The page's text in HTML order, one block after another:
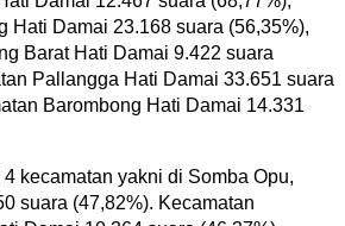
Hati Damai 23.168 suara (56,35%),
Barat Hati Damai 9.422 suara
Pallangga Hati Damai 33.651 suara
Barombong Hati Damai 14.331
kecamatan yakni di Somba Opu,
suara (47,82%). Kecamatan